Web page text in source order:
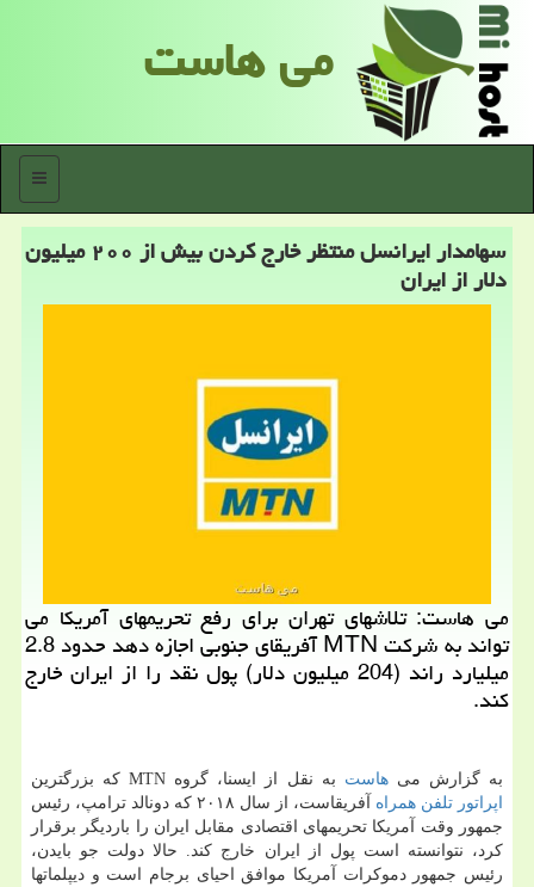
می هاست
منو
سهامدار ایرانسل منتظر خارج كردن بیش از ۲۰۰ میلیون
دلار از ایران
می هاست: تلاشهای تهران برای رفع تحریمهای آمریکا می
تواند به شرکت MTN آفریقای جنوبی اجازه دهد حدود 2.8
میلیارد راند (204 میلیون دلار) پول نقد را از ایران خارج
کند.
به گزارش میهاست به نقل از ایسنا، گروه MTN که بزرگترین
اپراتور تلفن همراه
آفریقاست، از سال ۲۰۱۸ که دونالد ترامپ، رئیس
جمهور وقت آمریکا تحریمهای اقتصادی مقابل ایران را باردیگر برقرار
کرد، نتوانسته است پول از ایران خارج کند. حالا دولت جو بایدن،
رئیس جمهور دموکرات آمریکا موافق احیای برجام است و دیپلماتها